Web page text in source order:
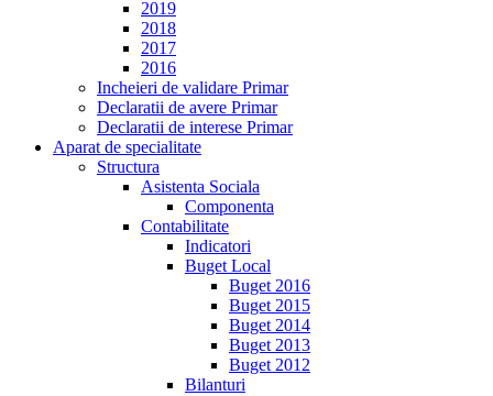
2019
2018
2017
2016
Incheieri de validare Primar
Declaratii de avere Primar
Declaratii de interese Primar
Aparat de specialitate
Structura
Asistenta Sociala
Componenta
Contabilitate
Indicatori
Buget Local
Buget 2016
Buget 2015
Buget 2014
Buget 2013
Buget 2012
Bilanturi